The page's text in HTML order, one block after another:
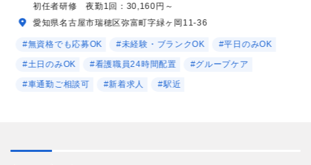
初任者研修 夜勤1回：30,160円～
愛知県名古屋市瑞穂区弥富町字緑ヶ岡11-36
#無資格でも応募OK #未経験・ブランクOK #平日のみOK
#土日のみOK #看護職員24時間配置 #グループケア
#車通勤ご相談可 #新着求人 #駅近